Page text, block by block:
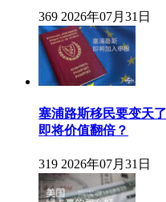
369 2026年07月31日
塞浦路斯移民要变天
即将价值翻倍？
319 2026年07月31日